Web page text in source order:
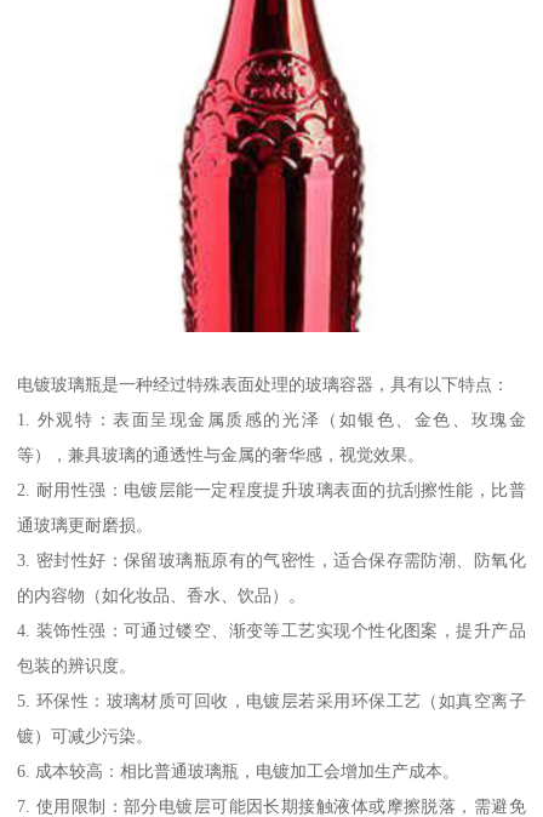
电镀玻璃瓶是一种经过特殊表面处理的玻璃容器，具有以下特点：
1. 外观特：表面呈现金属质感的光泽（如银色、金色、玫瑰金
等），兼具玻璃的通透性与金属的奢华感，视觉效果。
2. 耐用性强：电镀层能一定程度提升玻璃表面的抗刮擦性能，比普
通玻璃更耐磨损。
3. 密封性好：保留玻璃瓶原有的气密性，适合保存需防潮、防氧化
的内容物（如化妆品、香水、饮品）。
4. 装饰性强：可通过镂空、渐变等工艺实现个性化图案，提升产品
包装的辨识度。
5. 环保性：玻璃材质可回收，电镀层若采用环保工艺（如真空离子
镀）可减少污染。
6. 成本较高：相比普通玻璃瓶，电镀加工会增加生产成本。
7. 使用限制：部分电镀层可能因长期接触液体或摩擦脱落，需避免